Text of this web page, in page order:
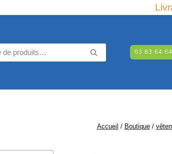
RECHERCHE03 83 64
Accueil / Boutique /